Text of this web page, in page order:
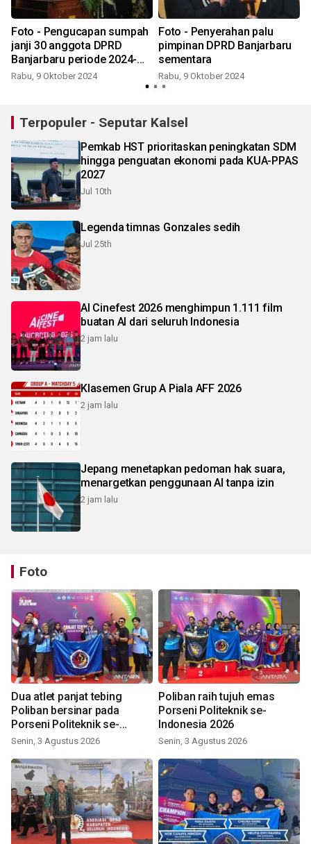
Foto - Pengucapan sumpah
janji 30 anggota DPRD
Banjarbaru periode 2024-
2029
Rabu, 9 Oktober 2024
Foto - Penyerahan palu
pimpinan DPRD Banjarbaru
sementara
Rabu, 9 Oktober 2024
Terpopuler - Seputar Kalsel
Pemkab HST prioritaskan peningkatan SDM
hingga penguatan ekonomi pada KUA-PPAS
2027
Jul 10th
Legenda timnas Gonzales sedih
Jul 25th
AI Cinefest 2026 menghimpun 1.111 film
buatan AI dari seluruh Indonesia
2 jam lalu
Klasemen Grup A Piala AFF 2026
2 jam lalu
Jepang menetapkan pedoman hak suara,
menargetkan penggunaan AI tanpa izin
2 jam lalu
Foto
Dua atlet panjat tebing
Poliban bersinar pada
Porseni Politeknik se-
Indonesia 2026
Senin, 3 Agustus 2026
Poliban raih tujuh emas
Porseni Politeknik se-
Indonesia 2026
Senin, 3 Agustus 2026